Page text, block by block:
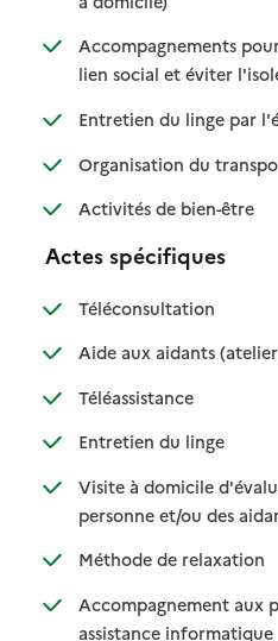
Accompagnements
lien social et éviter
Entretien du linge par
Organisation du
Activités de bien-être
:: non
Actes spécifiques
Téléconsultation: disponible
: non
Aide aux aidants
Téléassistance: disponible
: non disponible
Entretien du linge: disponible
: non
Visite à domicile
personne et/ou des
:
:
Méthode de relaxation
:
: non
Accompagnement aux
assistance informatique
:
: